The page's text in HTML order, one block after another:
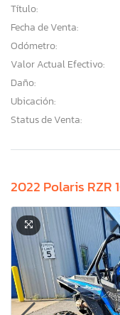
Título:
Fecha de Venta:
Odómetro:
Valor Actual Efectivo:
Daño:
Ubicación:
Status de Venta:
2022 Polaris RZR